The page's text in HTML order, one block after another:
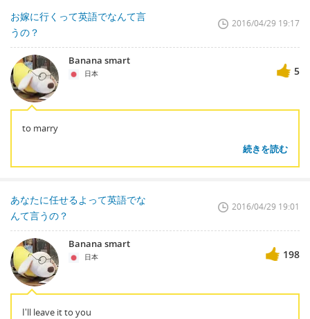
お嫁に行くって英語でなんて言
うの？
2016/04/29 19:17
Banana smart
日本 5
to marry
続きを読む
あなたに任せるよって英語でな
んて言うの？
2016/04/29 19:01
Banana smart
日本 198
I'll leave it to you